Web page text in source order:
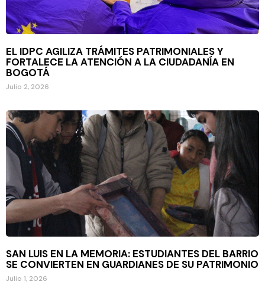
EL IDPC AGILIZA TRÁMITES PATRIMONIALES Y
FORTALECE LA ATENCIÓN A LA CIUDADANÍA EN
BOGOTÁ
Julio 2, 2026
SAN LUIS EN LA MEMORIA: ESTUDIANTES DEL BARRIO
SE CONVIERTEN EN GUARDIANES DE SU PATRIMONIO
Julio 1, 2026